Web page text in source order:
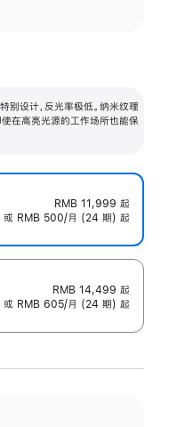
别设计，反光率极低。纳米纹理
使在高亮光源的工作场所也能保
RMB 11,999 起
或 RMB 500/月 (24 期) 起
RMB 14,499 起
或 RMB 605/月 (24 期) 起